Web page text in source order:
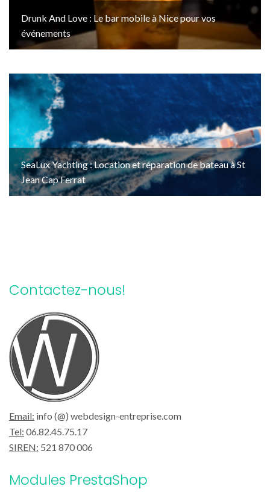
Drunk And Love : Le bar mobile à Nice pour vos
événements
SeaLux Yachting : Location et réparation de bateau à St
Jean Cap Ferrat
Contactez-nous!
Email: info (@) webdesign-entreprise.com
Tel: 06.82.45.75.17
SIREN: 521 870 006
Modules PrestaShop